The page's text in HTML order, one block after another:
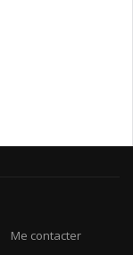
Me contacter